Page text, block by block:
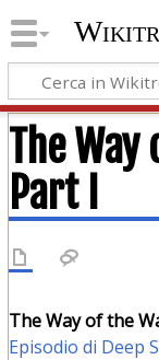
The
Part I
The Way of the
Episodio di Deep